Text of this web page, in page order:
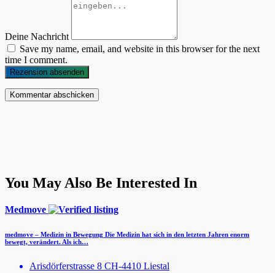
Deine Nachricht
Save my name, email, and website in this browser for the next
time I comment.
Rezension absenden
You May Also Be Interested In
Medmove
medmove – Medizin in Bewegung Die Medizin hat sich in den letzten Jahren enorm
bewegt, verändert. Als ich…
Arisdörferstrasse 8 CH-4410 Liestal